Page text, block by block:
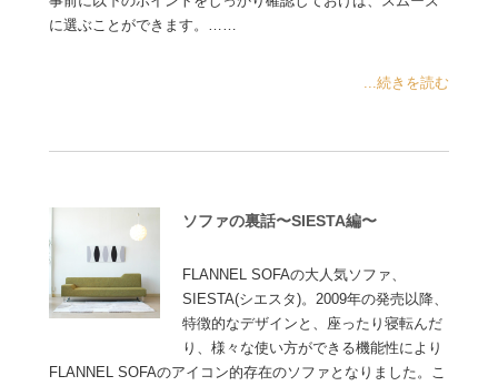
に選ぶことができます。……
...続きを読む
ソファの裏話〜SIESTA編〜
FLANNEL SOFAの大人気ソファ、
SIESTA(シエスタ)。2009年の発売以降、
特徴的なデザインと、座ったり寝転んだ
り、様々な使い方ができる機能性により
FLANNEL SOFAのアイコン的存在のソファとなりました。こ